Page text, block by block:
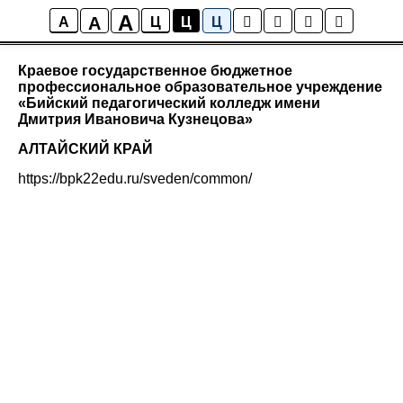
A A A Ц Ц Ц
Сибирский федеральный округ
Краевое государственное бюджетное
профессиональное образовательное учреждение
«Бийский педагогический колледж имени
Дмитрия Ивановича Кузнецова»
АЛТАЙСКИЙ КРАЙ
https://bpk22edu.ru/sveden/common/